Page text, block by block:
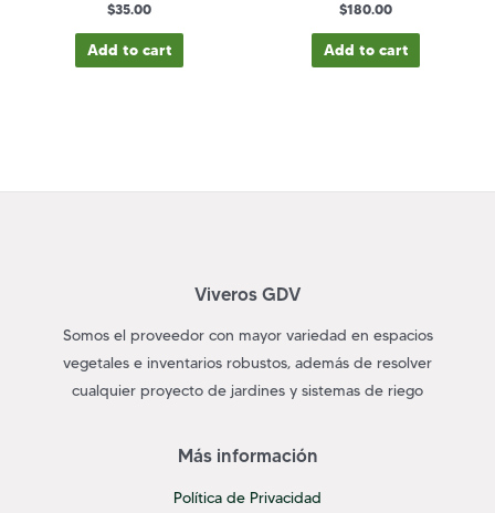
$35.00
Add to cart
$180.00
Add to cart
Viveros GDV
Somos el proveedor con mayor variedad en espacios
vegetales e inventarios robustos, además de resolver
cualquier proyecto de jardines y sistemas de riego
Más información
Política de Privacidad